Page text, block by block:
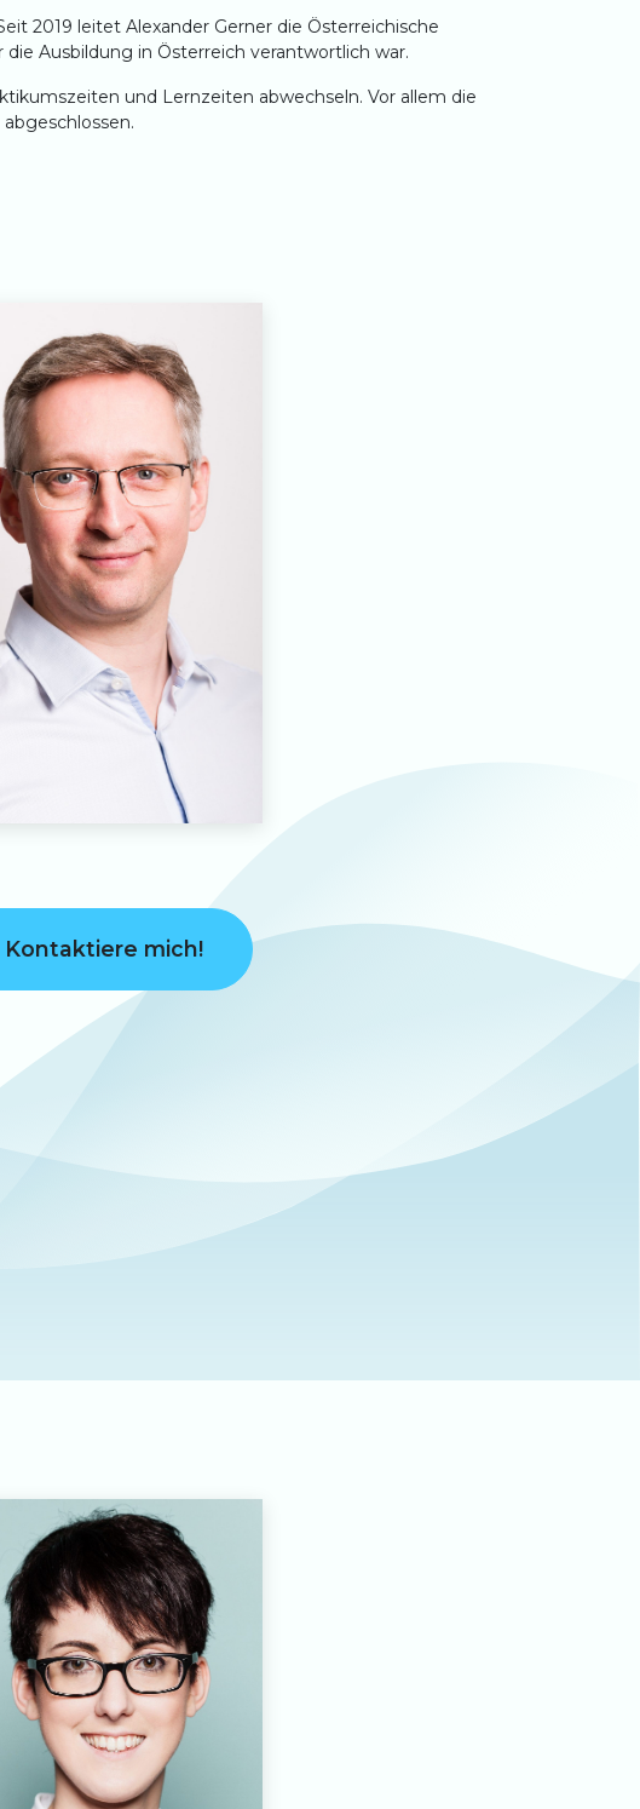
2019 leitet Alexander Gerner die Österreichische
Ausbildung in Österreich verantwortlich war.
und Lernzeiten abwechseln. Vor allem die
Kontaktiere mich!